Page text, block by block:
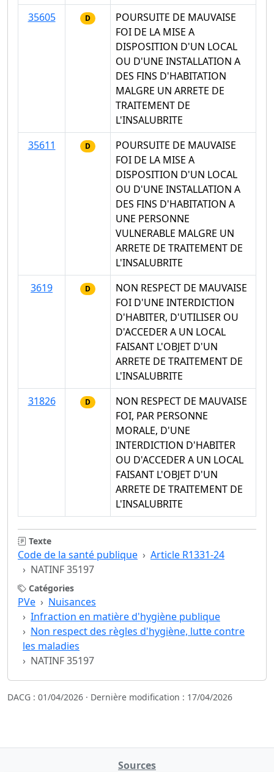
35605
D
POURSUITE DE MAUVAISE
FOI DE LA MISE A
DISPOSITION D'UN LOCAL
OU D'UNE INSTALLATION A
DES FINS D'HABITATION
MALGRE UN ARRETE DE
TRAITEMENT DE
L'INSALUBRITE
35611
D
POURSUITE DE MAUVAISE
FOI DE LA MISE A
DISPOSITION D'UN LOCAL
OU D'UNE INSTALLATION A
DES FINS D'HABITATION A
UNE PERSONNE
VULNERABLE MALGRE UN
ARRETE DE TRAITEMENT DE
L'INSALUBRITE
3619
D
NON RESPECT DE MAUVAISE
FOI D'UNE INTERDICTION
D'HABITER, D'UTILISER OU
D'ACCEDER A UN LOCAL
FAISANT L'OBJET D'UN
ARRETE DE TRAITEMENT DE
L'INSALUBRITE
31826
D
NON RESPECT DE MAUVAISE
FOI, PAR PERSONNE
MORALE, D'UNE
INTERDICTION D'HABITER
OU D'ACCEDER A UN LOCAL
FAISANT L'OBJET D'UN
ARRETE DE TRAITEMENT DE
L'INSALUBRITE
Texte
Code de la santé publique
Article R1331-24
NATINF 35197
Catégories
PVe
Nuisances
Infraction en matière d'hygiène publique
Non respect des règles d'hygiène, lutte contre
les maladies
NATINF 35197
DACG : 01/04/2026 · Dernière modification : 17/04/2026
Sources